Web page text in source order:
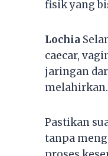
fisik yang
Lochia
caecar,
jaringan
Pastikan
tanpa